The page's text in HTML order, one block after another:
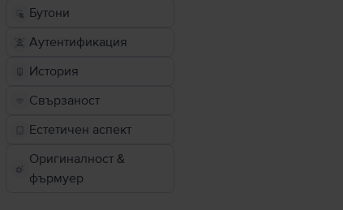
Бутони
Аутентификация
История
Свързаност
Естетичен аспект
Оригиналност &
фърмуер